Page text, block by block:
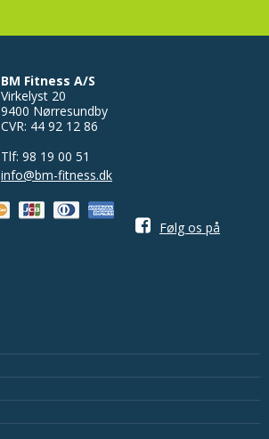
BM Fitness A/S
Virkelyst 20
9400 Nørresundby
CVR: 44 92 12 86
Tlf: 98 19 00 51
info@bm-fitness.dk
Følg os på